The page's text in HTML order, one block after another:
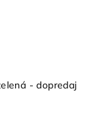
- dopredaj